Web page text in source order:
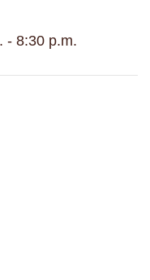
- 8:30 p.m.